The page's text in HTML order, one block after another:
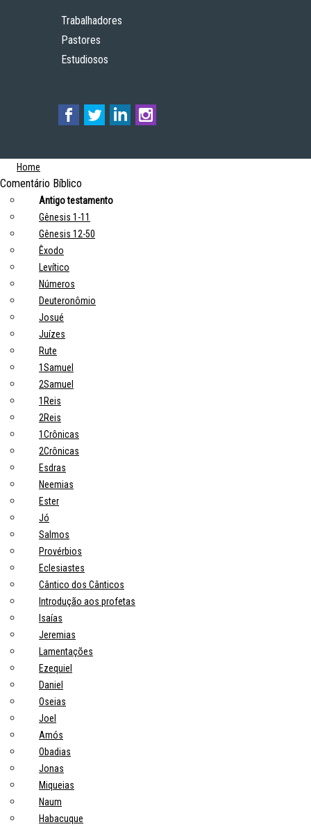
Trabalhadores
Pastores
Estudiosos
Home
Comentário Bíblico
Antigo testamento
Gênesis 1-11
Gênesis 12-50
Êxodo
Levítico
Números
Deuteronômio
Josué
Juízes
Rute
1Samuel
2Samuel
1Reis
2Reis
1Crônicas
2Crônicas
Esdras
Neemias
Ester
Jó
Salmos
Provérbios
Eclesiastes
Cântico dos Cânticos
Introdução aos profetas
Isaías
Jeremias
Lamentações
Ezequiel
Daniel
Oseias
Joel
Amós
Obadias
Jonas
Miqueias
Naum
Habacuque